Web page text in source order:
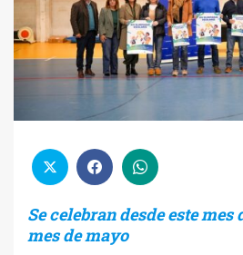
Se celebran desde este
mes de mayo